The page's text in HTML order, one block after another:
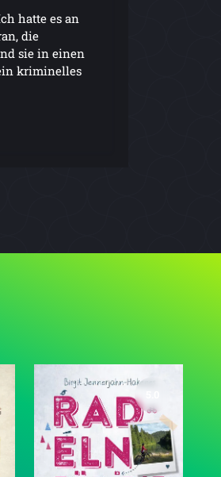
hatte es an
die
sie in einen
kriminelles